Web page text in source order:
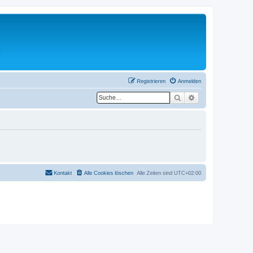
Anmelden
Registrieren
Suche
Alle Zeiten sind UTC+02:00
Alle Cookies löschen
Kontakt